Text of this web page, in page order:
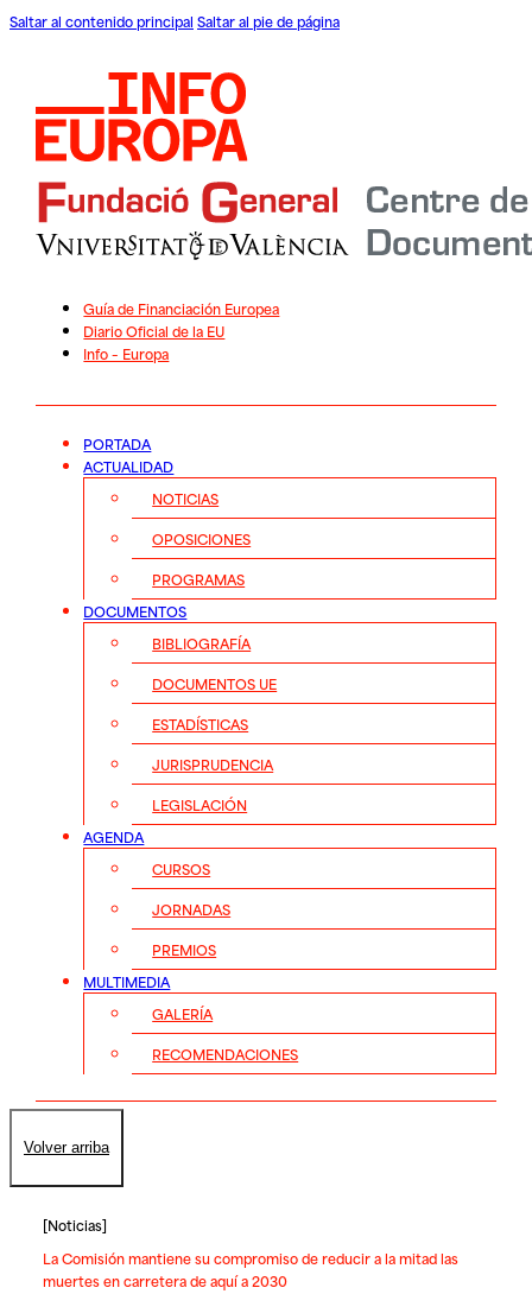
Saltar al contenido principal Saltar al pie de página
Guía de Financiación Europea
Diario Oficial de la EU
Info – Europa
PORTADA
ACTUALIDAD
NOTICIAS
OPOSICIONES
PROGRAMAS
DOCUMENTOS
BIBLIOGRAFÍA
DOCUMENTOS UE
ESTADÍSTICAS
JURISPRUDENCIA
LEGISLACIÓN
AGENDA
CURSOS
JORNADAS
PREMIOS
MULTIMEDIA
GALERÍA
RECOMENDACIONES
Volver arriba
[Noticias]
La Comisión mantiene su compromiso de reducir a la mitad las
muertes en carretera de aquí a 2030